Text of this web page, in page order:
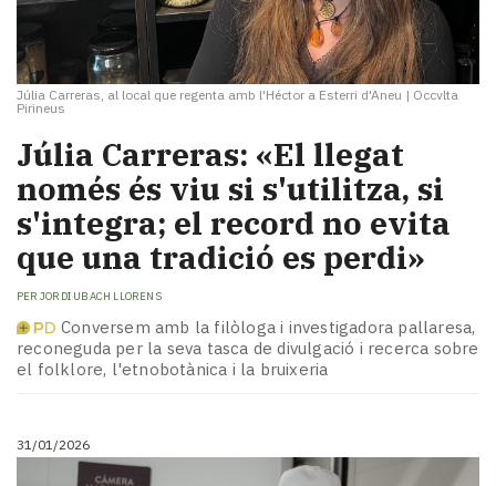
Júlia Carreras, al local que regenta amb l'Héctor a Esterri d'Aneu | Occvlta
Pirineus
Júlia Carreras: «El llegat
només és viu si s'utilitza, si
s'integra; el record no evita
que una tradició es perdi»
PER JORDI UBACH LLORENS
Conversem amb la filòloga i investigadora pallaresa,
reconeguda per la seva tasca de divulgació i recerca sobre
el folklore, l'etnobotànica i la bruixeria
31/01/2026